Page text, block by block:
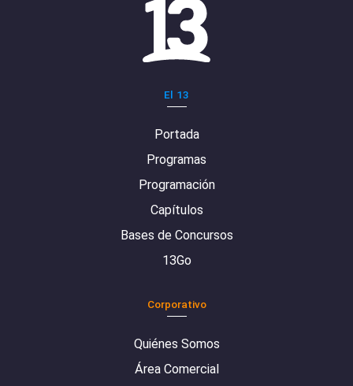
El 13
Portada
Programas
Programación
Capítulos
Bases de Concursos
13Go
Corporativo
Quiénes Somos
Área Comercial